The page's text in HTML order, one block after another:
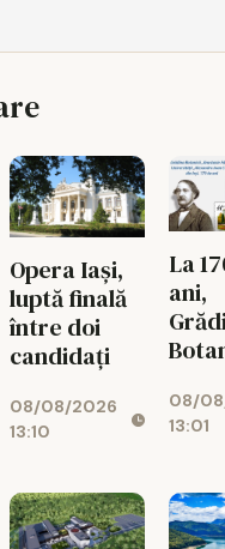
Opera Iași,
luptă finală
între doi
candidați
08/08/2026
13:10
La
ani,
08/
13:01